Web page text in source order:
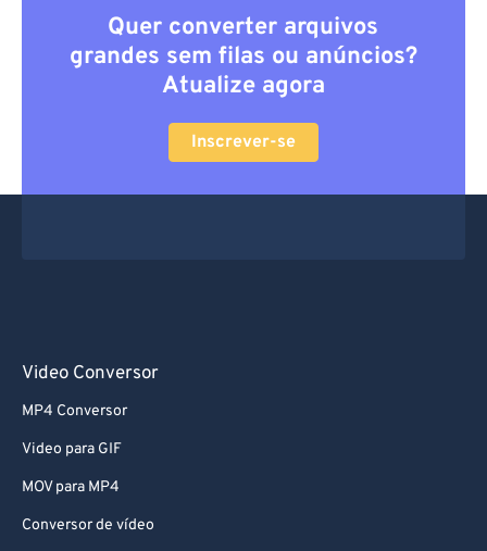
Quer converter arquivos
grandes sem filas ou anúncios?
Atualize agora
Inscrever-se
Video Conversor
MP4 Conversor
Video para GIF
MOV para MP4
Conversor de vídeo